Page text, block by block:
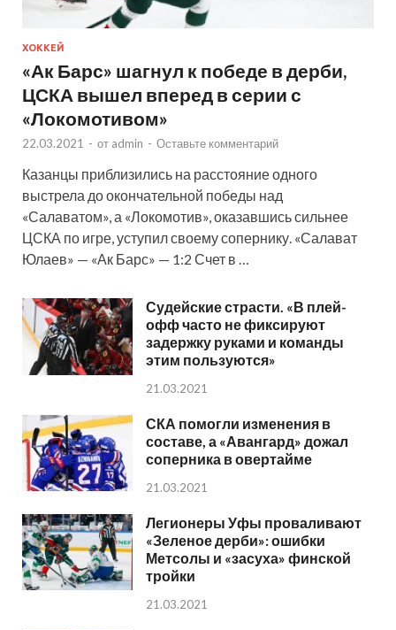
ХОККЕЙ
«Ак Барс» шагнул к победе в дерби,
ЦСКА вышел вперед в серии с
«Локомотивом»
22.03.2021 - от admin - Оставьте комментарий
Казанцы приблизились на расстояние одного
выстрела до окончательной победы над
«Салаватом», а «Локомотив», оказавшись сильнее
ЦСКА по игре, уступил своему сопернику. «Салават
Юлаев» — «Ак Барс» — 1:2 Счет в …
Судейские страсти. «В плей-
офф часто не фиксируют
задержку руками и команды
этим пользуются»
21.03.2021
СКА помогли изменения в
составе, а «Авангард» дожал
соперника в овертайме
21.03.2021
Легионеры Уфы проваливают
«Зеленое дерби»: ошибки
Метсолы и «засуха» финской
тройки
21.03.2021